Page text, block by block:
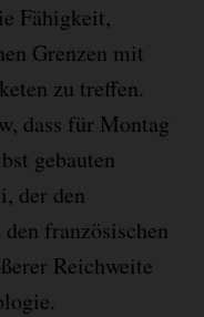
Fähigkeit,
Grenzen mit
zu treffen.
dass für Montag
gebauten
der den
französischen
Reichweite